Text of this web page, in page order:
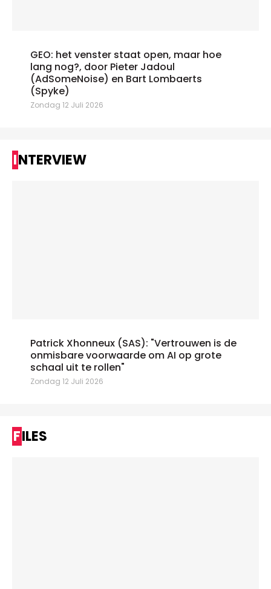
GEO: het venster staat open, maar hoe
lang nog?, door Pieter Jadoul
(AdSomeNoise) en Bart Lombaerts
(Spyke)
Zondag 12 Juli 2026
INTERVIEW
Patrick Xhonneux (SAS): "Vertrouwen is de
onmisbare voorwaarde om AI op grote
schaal uit te rollen"
Zondag 12 Juli 2026
FILES